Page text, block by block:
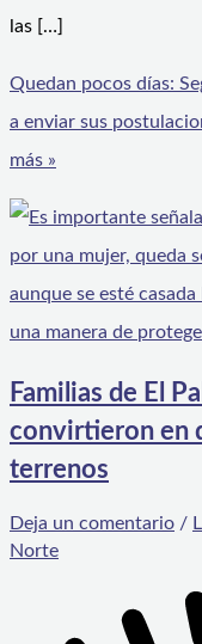
las […]
Quedan pocos días:
a enviar sus
más »
Familias de El
convirtieron en
terrenos
Deja un comentario /
Norte